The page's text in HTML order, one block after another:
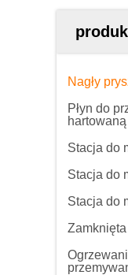
Nagły
Płyn do
hartowaną
Stacja do
Stacja do
Stacja do